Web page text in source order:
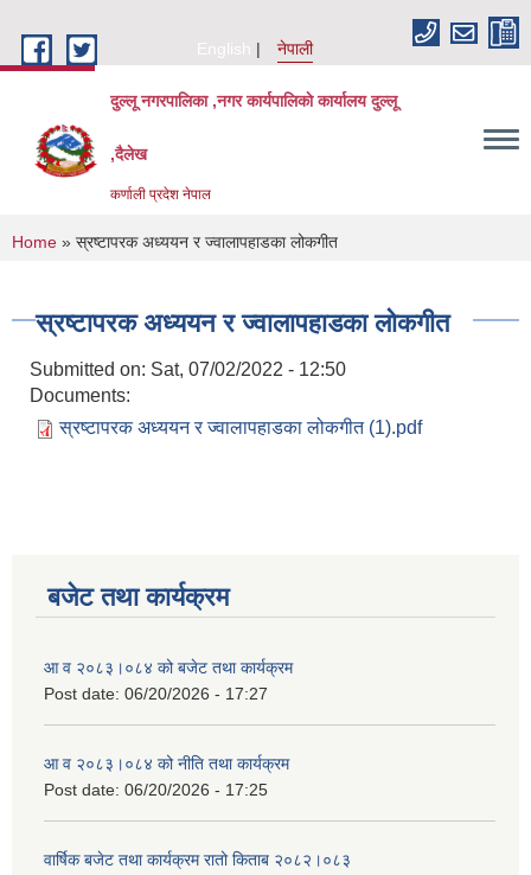
English
नेपाली
दुल्लू नगरपालिका ,नगर कार्यपालिकाे कार्यालय दुल्लू
,दैलेख
कर्णाली प्रदेश नेपाल
You are here
Home » स्रष्टापरक अध्ययन र ज्वालापहाडका लोकगीत
स्रष्टापरक अध्ययन र ज्वालापहाडका लोकगीत
Submitted on: Sat, 07/02/2022 - 12:50
Documents:
स्रष्टापरक अध्ययन र ज्वालापहाडका लोकगीत (1).pdf
बजेट तथा कार्यक्रम
आ व २०८३।०८४ को बजेट तथा कार्यक्रम
Post date: 06/20/2026 - 17:27
आ व २०८३।०८४ को नीति तथा कार्यक्रम
Post date: 06/20/2026 - 17:25
वार्षिक बजेट तथा कार्यक्रम रातो किताब २०८२।०८३